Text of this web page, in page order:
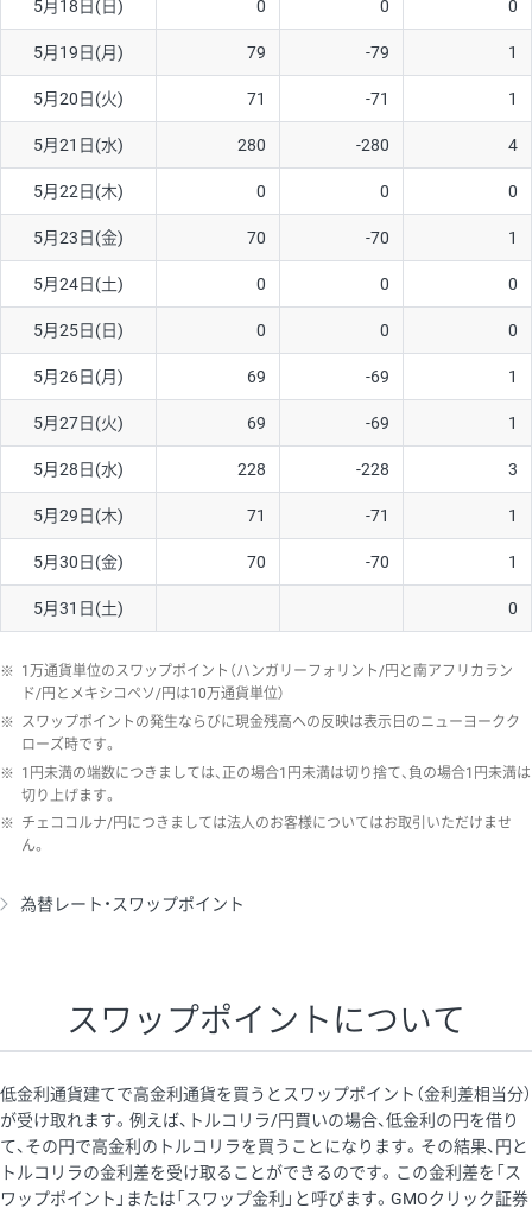
ソ/円は10万通貨単位。
5月18日(日) 0 0 0
5月19日(月) 79 -79 1
5月20日(火) 71 -71 1
5月21日(水) 280 -280 4
5月22日(木) 0 0 0
5月23日(金) 70 -70 1
5月24日(土) 0 0 0
5月25日(日) 0 0 0
5月26日(月) 69 -69 1
5月27日(火) 69 -69 1
5月28日(水) 228 -228 3
5月29日(木) 71 -71 1
5月30日(金) 70 -70 1
5月31日(土) 0
※ 1万通貨単位のスワップポイント（ハンガリーフォリント/円と南アフリカラン
ド/円とメキシコペソ/円は10万通貨単位）
※ スワップポイントの発生ならびに現金残高への反映は表示日のニューヨークク
ローズ時です。
※ 1円未満の端数につきましては、正の場合1円未満は切り捨て、負の場合1円未満は
切り上げます。
※ チェココルナ/円につきましては法人のお客様についてはお取引いただけませ
ん。
為替レート・スワップポイント
スワップポイントについて
低金利通貨建てで高金利通貨を買うとスワップポイント（金利差相当分）
が受け取れます。例えば、トルコリラ/円買いの場合、低金利の円を借り
て、その円で高金利のトルコリラを買うことになります。その結果、円と
トルコリラの金利差を受け取ることができるのです。この金利差を「ス
ワップポイント」または「スワップ金利」と呼びます。GMOクリック証券